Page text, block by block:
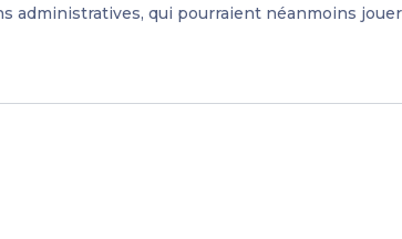
administratives, qui pourraient néanmoins